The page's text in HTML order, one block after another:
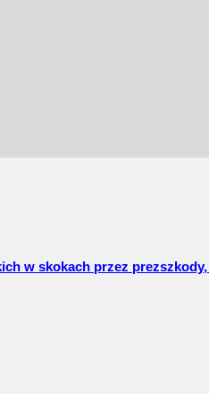
w skokach przez prezszkody,